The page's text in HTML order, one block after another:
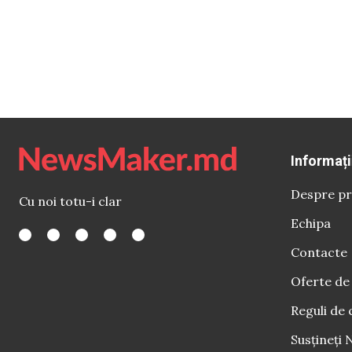
Cu noi totu-i clar
Despre
Echipa
Contacte
Oferte
Reguli de
Susțineți